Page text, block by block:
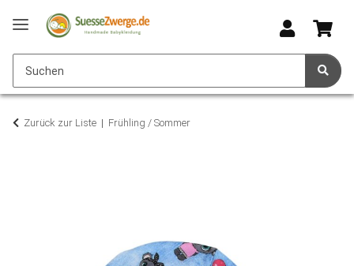
Zurück zur Liste Frühling / Sommer